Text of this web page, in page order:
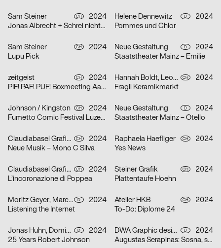
Sam Steiner CH
2024
Jonas Albrecht + Schrei nicht so Orkestra
Helene Dennewitz D
2024
Pommes und Chlor
Sam Steiner CH
2024
Lupu Pick
Neue Gestaltung D
2024
Staatstheater Mainz – Emilie
zeitgeist CH
2024
PIF! PAF! PUF! Boxmeeting Aarau
Hannah Boldt, Leonie Felber CH
2024
Fragil Keramikmarkt
Johnson / Kingston CH
2024
Fumetto Comic Festival Luzern
Neue Gestaltung D
2024
Staatstheater Mainz – Otello
Claudiabasel Grafik + Interaktion CH
2024
Neue Musik – Mono C Silva
Raphaela Haefliger CH
2024
Yes News
Claudiabasel Grafik + Interaktion CH
2024
L’incoronazione di Poppea
Steiner Grafik CH
2024
Plattentaufe Hoehn
Moritz Geyer, Marc Roecker D
2024
Listening the Internet
Atelier HKB CH
2024
To-Do: Diplome 24
Jonas Huhn, Dominik Keller, Michael Satter D
2024
25 Years Robert Johnson
DWA Graphic design department D
2024
Augustas Serapinas: Sosna, swierk i osika